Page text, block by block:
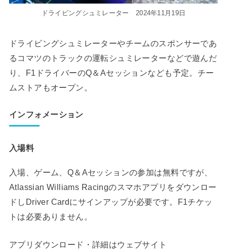
ドライビングシュミレーター 2024年11月19日
ドライビングシュミレーターやチームのスポンサーであ
るコマツのトラックの運転シュミレーターなどで遊んだ
り、F1ドライバーのQ＆Aセッションなども予定。チー
ムストアもオープン。
インフォメーション
入場料
入場、ゲーム、Q＆Aセッションの参加は無料ですが、
Atlassian Williams Racingのスマホアプリをダウンロー
ドしDriver Cardにサインアップが必要です。F1チケッ
トは必要ありません。
アプリダウンロード・詳細はウェブサイト